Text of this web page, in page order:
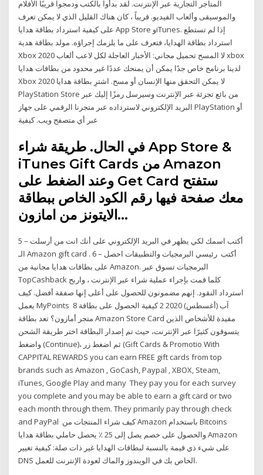
المتاجر التجارية عبر الإنترنت. لقد بدأوا بالكتب ودمجوا قريبًا الأفلام
والموسيقى وألعاب الفيديو. قريباً ، كان هناك القليل الذي لا يمكن تعرف
على كيفية استرداد بطاقة هدايا App Store وiTunes. إذا لم تستطع
استرداد بطاقة الهدايا، فتعرف على ما يلزمك إجراؤه. مولد بطاقة هدية
Xbox 2020 لا المسح تحميل مجاني: الأخبار العاجلة لكل لاعب ألعاب xbox
لدينا برنامج خاص جدًا يمكن أن يمنحك عددًا غير محدود من بطاقات هدايا
Xbox 2020 لا يمكن التحقق منها الإنسان أو مسح. اشترِ بطاقة هدايا
PlayStation Store من بائع تجزئة عبر الإنترنت وسيرسل رمزًا إليك عبر
البريد الإلكتروني لاسترداده عبر متجرنا الرقمي على جهاز PlayStation أو
عبر أي متصفح ويب. كيفية
في الحال. طريقة شراء App Store &
iTunes Gift Cards من Amazon
وعند الضغط على Get Card ستفتح
معك صفحة فيها رقم الكود الخاص ببطاقة
الايتونز من امازون…
5 – أكتب اسمك لكي يظهر في البريد الإلكتروني على أنك انت من أرسلت
الـ Amazon gift card . 6 – أكتب رئيسي البرمجيات والتطبيقات احصل
على بطاقات هدايا مجانية من Amazon. البرمجيات تسوق عبر
TopCashback كلما قمت بإجراء عملية شراء عبر الإنترنت ، واربح
استرداد النقود. إنهم مضمونون للحصول على أعلى إنها صفقة أفضل. كيف
يعمل MyPoints 8 آب (أغسطس) 2020 2 كيفية الحصول على بطاقة
متجر أمازون؟ تعد بطاقة Amazon Store Card مفيدة للأشخاص الذين
يتسوقون كثيرًا عبر الإنترنت، حيث تم إصدار البطاقة اختر طريقة الشحن
واضغط (Continue)، ثم اضغط زر (Gift Cards & Promotio With
CAPPITAL REWARDS you can earn FREE gift cards from top
brands such as Amazon , GoCash, Paypal , XBOX, Steam,
iTunes, Google Play and many They pay you for each survey
you complete and you may be able to earn a gift card or two
each month through them. They primarily pay through check
and PayPal كيف شراء المنتجات من Amazon باستخدام Bitcoins
والحصول على خصم يصل إلى 25 ٪ يحصل حاملي بطاقة هدايا Amazon
على شيء ذي قيمة بالنسبة لبطاقات الهدايا غير ذات صلة: كيفية تغيير
DNS الخاص بك في الويندوز والماك لعودة الإنترنت للعمل.